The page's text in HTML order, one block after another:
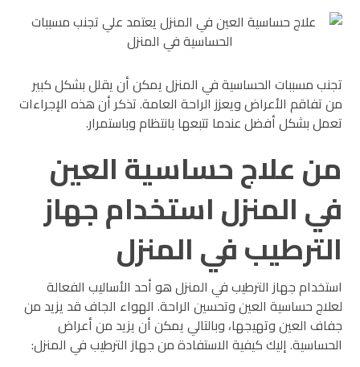
تجنب مسببات الحساسية في المنزل يمكن أن يقلل بشكل كبير
من تفاقم الأعراض ويعزز الراحة العامة. تذكر أن هذه الإجراءات
تعمل بشكل أفضل عندما تتبعها بانتظام وباستمرار.
من علاج حساسية العين
في المنزل استخدام جهاز
الترطيب في المنزل
استخدام جهاز الترطيب في المنزل هو أحد الأساليب الفعالة
لعلاج حساسية العين وتحسين الراحة. الهواء الجاف قد يزيد من
جفاف العين وتهيجها، وبالتالي يمكن أن يزيد من أعراض
الحساسية. إليك كيفية الاستفادة من جهاز الترطيب في المنزل: